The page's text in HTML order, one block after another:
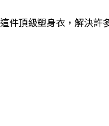
這件頂級塑身衣，解決許